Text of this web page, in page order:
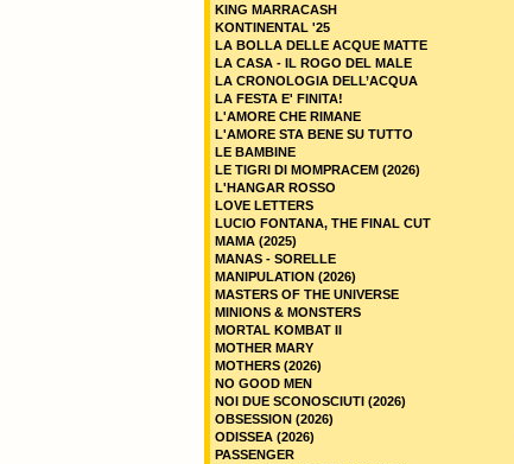
KING MARRACASH
KONTINENTAL '25
LA BOLLA DELLE ACQUE MATTE
LA CASA - IL ROGO DEL MALE
LA CRONOLOGIA DELL’ACQUA
LA FESTA E' FINITA!
L'AMORE CHE RIMANE
L'AMORE STA BENE SU TUTTO
LE BAMBINE
LE TIGRI DI MOMPRACEM (2026)
L'HANGAR ROSSO
LOVE LETTERS
LUCIO FONTANA, THE FINAL CUT
MAMA (2025)
MANAS - SORELLE
MANIPULATION (2026)
MASTERS OF THE UNIVERSE
MINIONS & MONSTERS
MORTAL KOMBAT II
MOTHER MARY
MOTHERS (2026)
NO GOOD MEN
NOI DUE SCONOSCIUTI (2026)
OBSESSION (2026)
ODISSEA (2026)
PASSENGER